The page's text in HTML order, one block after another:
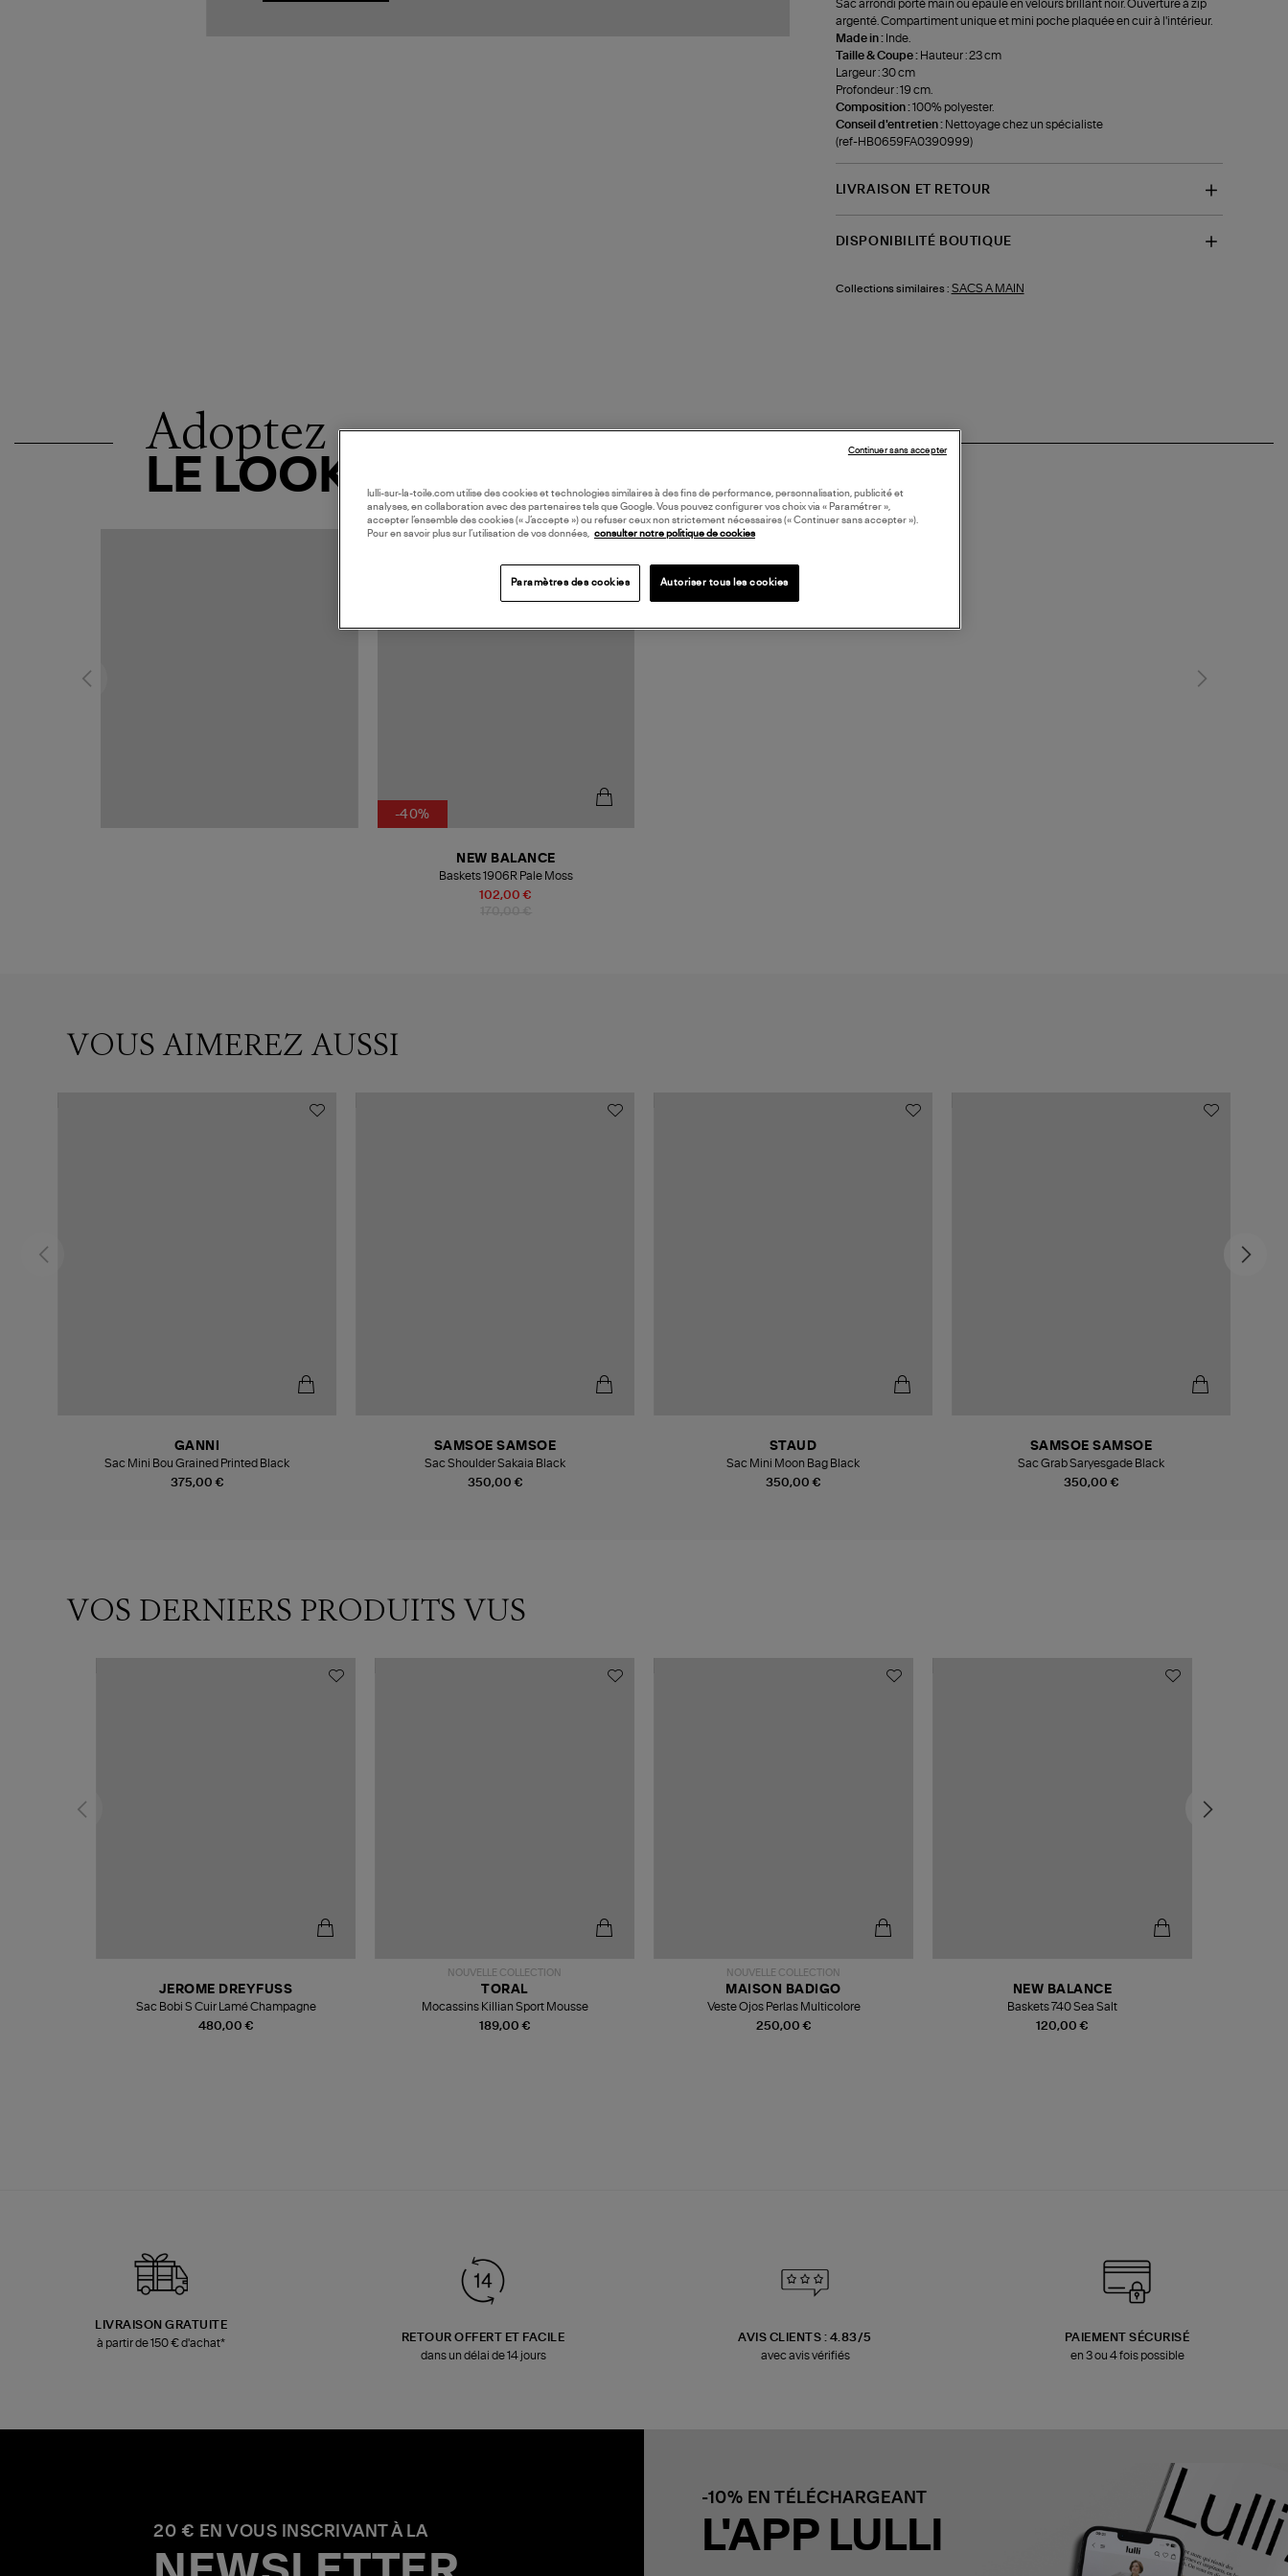
Sac arrondi porté main ou épaule en velours brillant noir. Ouverture à zip
argenté. Compartiment unique et mini poche plaquée en cuir à l'intérieur.
Made in : Inde.
Taille & Coupe : Hauteur : 23 cm
Largeur : 30 cm
Profondeur : 19 cm.
Composition :100% polyester.
Conseil d'entretien : Nettoyage chez un spécialiste
(ref-HB0659FA0390999)
LIVRAISON ET RETOUR
DISPONIBILITÉ BOUTIQUE
Collections similaires : SACS A MAIN
Adoptez
LE LOOK
-40%
102,00 €
NEW BALANCE
Baskets 1906R Pale Moss
VOUS AIMEREZ AUSSI
375,00 €
GANNI
Sac Mini Bou Grained Printed Black
350,00 €
SAMSOE SAMSOE
Sac Shoulder Sakaia Black
350,00 €
STAUD
Sac Mini Moon Bag Black
350,00 €
SAMSOE SAMSOE
Sac Grab Saryesgade Black
VOS DERNIERS PRODUITS VUS
480,00 €
JEROME DREYFUSS
Sac Bobi S Cuir Lamé Champagne
NOUVELLE COLLECTION
189,00 €
TORAL
Mocassins Killian Sport Mousse
NOUVELLE COLLECTION
250,00 €
MAISON BADIGO
Veste Ojos Perlas Multicolore
120,00 €
NEW BALANCE
Baskets 740 Sea Salt
LIVRAISON GRATUITE
à partir de 150 € d'achat*
RETOUR OFFERT ET FACILE
dans un délai de 14 jours
AVIS CLIENTS : 4.83/5
avec avis vérifiés
PAIEMENT SÉCURISÉ
en 3 ou 4 fois possible
20 € EN VOUS INSCRIVANT À LA
-10% EN TÉLÉCHARGEANT
L'APP LULLI
lulli-sur-la-toile.com utilise des cookies et technologies similaires à des fins de performance, personnalisation, publicité et
analyses, en collaboration avec des partenaires tels que Google. Vous pouvez configurer vos choix via « Paramétrer »,
accepter l’ensemble des cookies (« J’accepte ») ou refuser ceux non strictement nécessaires (« Continuer sans accepter »).
Pour en savoir plus sur l’utilisation de vos données, consulter notre politique de cookies
Paramètres des cookies Autoriser tous les cookies
Continuer sans accepter